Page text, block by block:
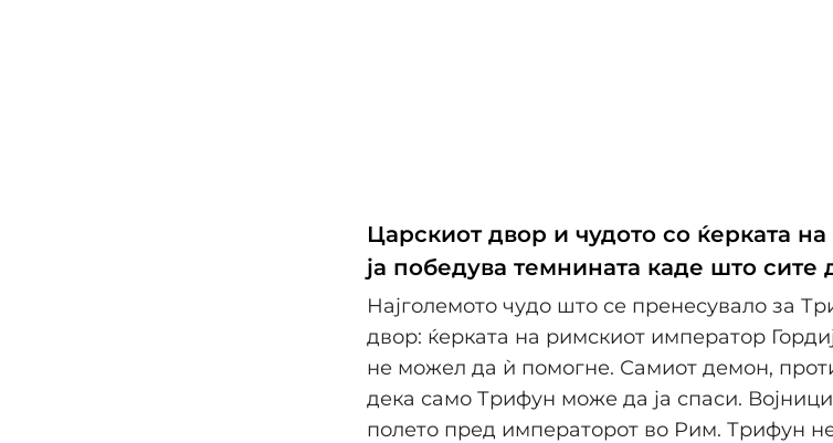
Царскиот двор и чудото со ќерката
ја победува темнината каде што
Најголемото чудо што се пренесувало за
двор: ќерката на римскиот император
не можел да ѝ помогне. Самиот демон,
дека само Трифун може да ја спаси.
полето пред императорот во Рим. Трифун